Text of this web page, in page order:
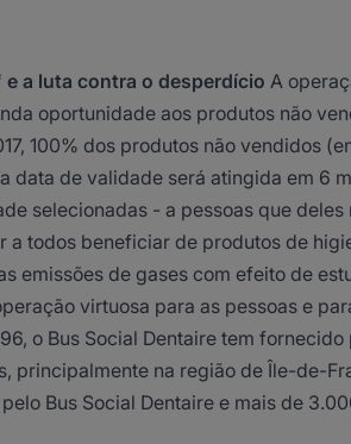
a luta contra o desperdício A
oportunidade aos produtos não
100% dos produtos não vendidos
data de validade será atingida em 6
selecionadas - a pessoas que
a todos beneficiar de produtos de
emissões de gases com efeito de
virtuosa para as pessoas e
o Bus Social Dentaire tem
principalmente na região de Île-de-
Bus Social Dentaire e mais de